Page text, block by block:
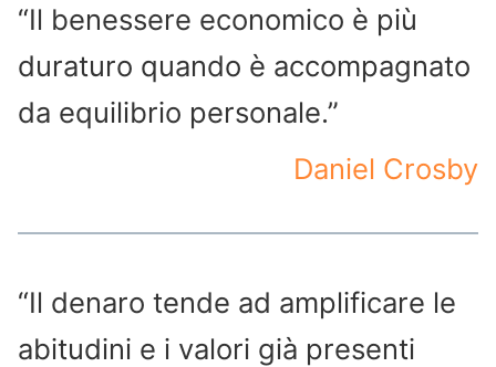
“Il benessere economico è più
duraturo quando è accompagnato
da equilibrio personale.”
Daniel Crosby
“Il denaro tende ad amplificare le
abitudini e i valori già presenti